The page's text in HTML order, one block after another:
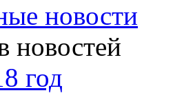
новости
новостей
год